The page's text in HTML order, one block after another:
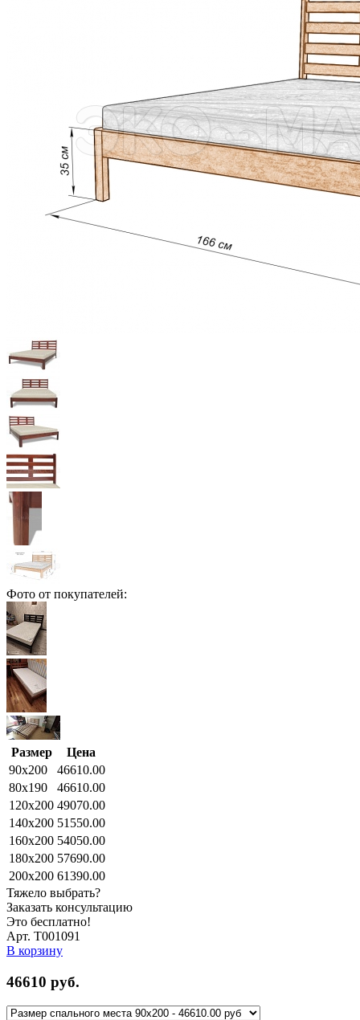
Фото от покупателей:
Размер
Цена
90x200
46610.00
80x190
46610.00
120x200 49070.00
140x200 51550.00
160x200 54050.00
180x200 57690.00
200x200 61390.00
Тяжело выбрать?
Заказать консультацию
Это бесплатно!
Арт. Т001091
В корзину
46610 руб.